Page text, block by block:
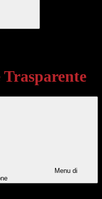
Menu di